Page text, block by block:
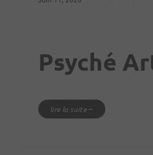
Psyché
lire la suite